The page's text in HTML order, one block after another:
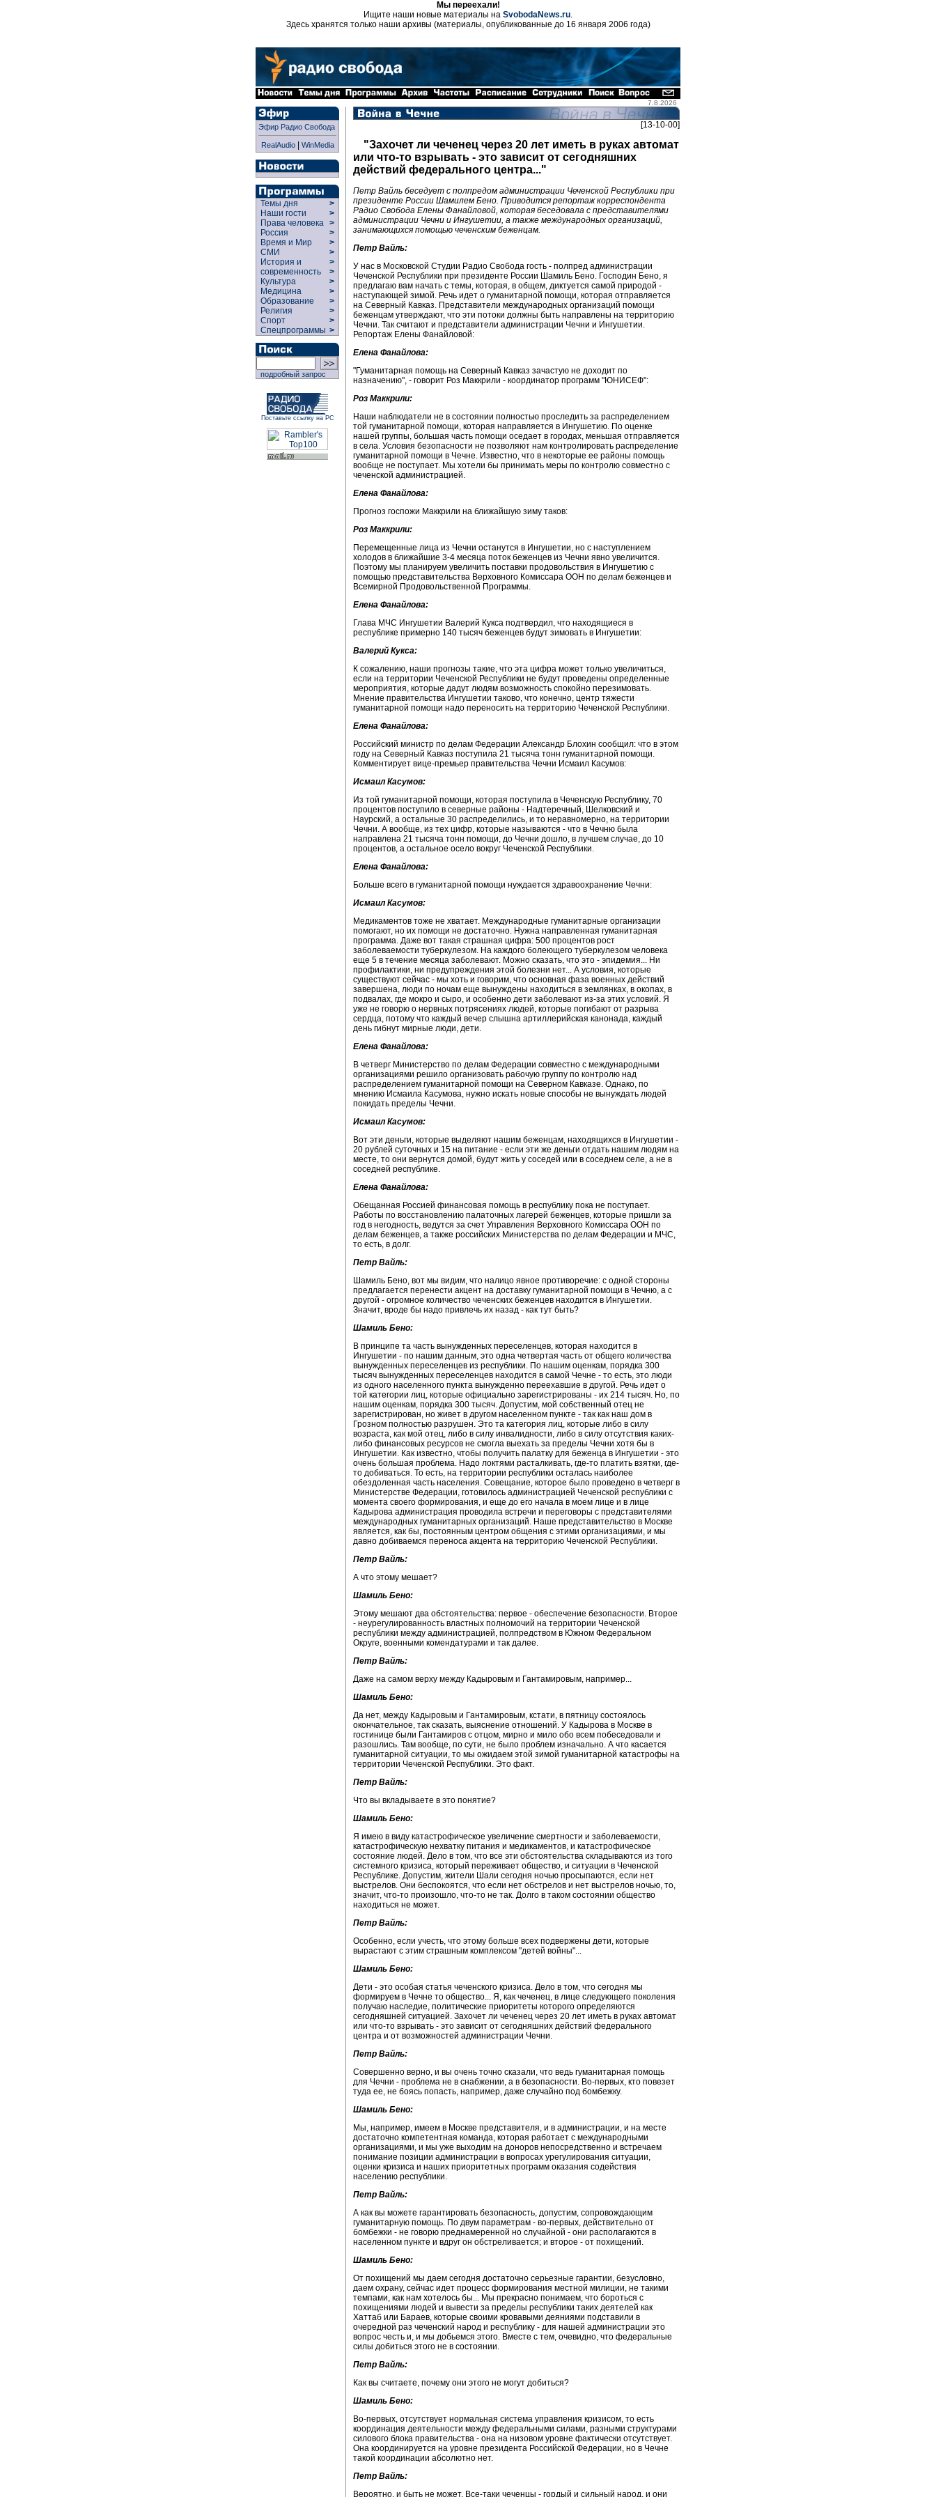
Мы переехали!
Ищите наши новые материалы на SvobodaNews.ru.
Здесь хранятся только наши архивы (материалы, опубликованные до 16 января 2006 года)
7.8.2026
Эфир Радио Свобода
RealAudio| WinMedia
Темы дня
>
Наши гости
>
Права человека >
Россия
>
Время и Мир
>
СМИ
>
История и
современность
>
>
Культура
>
Медицина
>
Образование
>
Религия
>
Спорт
>
Спецпрограммы >
подробный запрос
Поставьте ссылку на РС
[13-10-00]
"Захочет ли чеченец через 20 лет иметь в руках автомат
или что-то взрывать - это зависит от сегодняшних
действий федерального центра..."
Петр Вайль беседует с полпредом администрации Чеченской Республики при
президенте России Шамилем Бено. Приводится репортаж корреспондента
Радио Свобода Елены Фанайловой, которая беседовала с представителями
администрации Чечни и Ингушетии, а также международных организаций,
занимающихся помощью чеченским беженцам.
Петр Вайль:
У нас в Московской Студии Радио Свобода гость - полпред администрации
Чеченской Республики при президенте России Шамиль Бено. Господин Бено, я
предлагаю вам начать с темы, которая, в общем, диктуется самой природой -
наступающей зимой. Речь идет о гуманитарной помощи, которая отправляется
на Северный Кавказ. Представители международных организаций помощи
беженцам утверждают, что эти потоки должны быть направлены на территорию
Чечни. Так считают и представители администрации Чечни и Ингушетии.
Репортаж Елены Фанайловой:
Елена Фанайлова:
"Гуманитарная помощь на Северный Кавказ зачастую не доходит по
назначению", - говорит Роз Маккрили - координатор программ "ЮНИСЕФ":
Роз Маккрили:
Наши наблюдатели не в состоянии полностью проследить за распределением
той гуманитарной помощи, которая направляется в Ингушетию. По оценке
нашей группы, большая часть помощи оседает в городах, меньшая отправляется
в села. Условия безопасности не позволяют нам контролировать распределение
гуманитарной помощи в Чечне. Известно, что в некоторые ее районы помощь
вообще не поступает. Мы хотели бы принимать меры по контролю совместно с
чеченской администрацией.
Елена Фанайлова:
Прогноз госпожи Маккрили на ближайшую зиму таков:
Роз Маккрили:
Перемещенные лица из Чечни останутся в Ингушетии, но с наступлением
холодов в ближайшие 3-4 месяца поток беженцев из Чечни явно увеличится.
Поэтому мы планируем увеличить поставки продовольствия в Ингушетию с
помощью представительства Верховного Комиссара ООН по делам беженцев и
Всемирной Продовольственной Программы.
Елена Фанайлова:
Глава МЧС Ингушетии Валерий Кукса подтвердил, что находящиеся в
республике примерно 140 тысяч беженцев будут зимовать в Ингушетии:
Валерий Кукса:
К сожалению, наши прогнозы такие, что эта цифра может только увеличиться,
если на территории Чеченской Республики не будут проведены определенные
мероприятия, которые дадут людям возможность спокойно перезимовать.
Мнение правительства Ингушетии таково, что конечно, центр тяжести
гуманитарной помощи надо переносить на территорию Чеченской Республики.
Елена Фанайлова:
Российский министр по делам Федерации Александр Блохин сообщил: что в этом
году на Северный Кавказ поступила 21 тысяча тонн гуманитарной помощи.
Комментирует вице-премьер правительства Чечни Исмаил Касумов:
Исмаил Касумов:
Из той гуманитарной помощи, которая поступила в Чеченскую Республику, 70
процентов поступило в северные районы - Надтеречный, Шелковский и
Наурский, а остальные 30 распределились, и то неравномерно, на территории
Чечни. А вообще, из тех цифр, которые называются - что в Чечню была
направлена 21 тысяча тонн помощи, до Чечни дошло, в лучшем случае, до 10
процентов, а остальное осело вокруг Чеченской Республики.
Елена Фанайлова:
Больше всего в гуманитарной помощи нуждается здравоохранение Чечни:
Исмаил Касумов:
Медикаментов тоже не хватает. Международные гуманитарные организации
помогают, но их помощи не достаточно. Нужна направленная гуманитарная
программа. Даже вот такая страшная цифра: 500 процентов рост
заболеваемости туберкулезом. На каждого болеющего туберкулезом человека
еще 5 в течение месяца заболевают. Можно сказать, что это - эпидемия... Ни
профилактики, ни предупреждения этой болезни нет... А условия, которые
существуют сейчас - мы хоть и говорим, что основная фаза военных действий
завершена, люди по ночам еще вынуждены находиться в землянках, в окопах, в
подвалах, где мокро и сыро, и особенно дети заболевают из-за этих условий. Я
уже не говорю о нервных потрясениях людей, которые погибают от разрыва
сердца, потому что каждый вечер слышна артиллерийская канонада, каждый
день гибнут мирные люди, дети.
Елена Фанайлова:
В четверг Министерство по делам Федерации совместно с международными
организациями решило организовать рабочую группу по контролю над
распределением гуманитарной помощи на Северном Кавказе. Однако, по
мнению Исмаила Касумова, нужно искать новые способы не вынуждать людей
покидать пределы Чечни.
Исмаил Касумов:
Вот эти деньги, которые выделяют нашим беженцам, находящихся в Ингушетии -
20 рублей суточных и 15 на питание - если эти же деньги отдать нашим людям на
месте, то они вернутся домой, будут жить у соседей или в соседнем селе, а не в
соседней республике.
Елена Фанайлова:
Обещанная Россией финансовая помощь в республику пока не поступает.
Работы по восстановлению палаточных лагерей беженцев, которые пришли за
год в негодность, ведутся за счет Управления Верховного Комиссара ООН по
делам беженцев, а также российских Министерства по делам Федерации и МЧС,
то есть, в долг.
Петр Вайль:
Шамиль Бено, вот мы видим, что налицо явное противоречие: с одной стороны
предлагается перенести акцент на доставку гуманитарной помощи в Чечню, а с
другой - огромное количество чеченских беженцев находится в Ингушетии.
Значит, вроде бы надо привлечь их назад - как тут быть?
Шамиль Бено:
В принципе та часть вынужденных переселенцев, которая находится в
Ингушетии - по нашим данным, это одна четвертая часть от общего количества
вынужденных переселенцев из республики. По нашим оценкам, порядка 300
тысяч вынужденных переселенцев находится в самой Чечне - то есть, это люди
из одного населенного пункта вынужденно переехавшие в другой. Речь идет о
той категории лиц, которые официально зарегистрированы - их 214 тысяч. Но, по
нашим оценкам, порядка 300 тысяч. Допустим, мой собственный отец не
зарегистрирован, но живет в другом населенном пункте - так как наш дом в
Грозном полностью разрушен. Это та категория лиц, которые либо в силу
возраста, как мой отец, либо в силу инвалидности, либо в силу отсутствия каких-
либо финансовых ресурсов не смогла выехать за пределы Чечни хотя бы в
Ингушетии. Как известно, чтобы получить палатку для беженца в Ингушетии - это
очень большая проблема. Надо локтями расталкивать, где-то платить взятки, где-
то добиваться. То есть, на территории республики осталась наиболее
обездоленная часть населения. Совещание, которое было проведено в четверг в
Министерстве Федерации, готовилось администрацией Чеченской республики с
момента своего формирования, и еще до его начала в моем лице и в лице
Кадырова администрация проводила встречи и переговоры с представителями
международных гуманитарных организаций. Наше представительство в Москве
является, как бы, постоянным центром общения с этими организациями, и мы
давно добиваемся переноса акцента на территорию Чеченской Республики.
Петр Вайль:
А что этому мешает?
Шамиль Бено:
Этому мешают два обстоятельства: первое - обеспечение безопасности. Второе
- неурегулированность властных полномочий на территории Чеченской
республики между администрацией, полпредством в Южном Федеральном
Округе, военными комендатурами и так далее.
Петр Вайль:
Даже на самом верху между Кадыровым и Гантамировым, например...
Шамиль Бено:
Да нет, между Кадыровым и Гантамировым, кстати, в пятницу состоялось
окончательное, так сказать, выяснение отношений. У Кадырова в Москве в
гостинице были Гантамиров с отцом, мирно и мило обо всем побеседовали и
разошлись. Там вообще, по сути, не было проблем изначально. А что касается
гуманитарной ситуации, то мы ожидаем этой зимой гуманитарной катастрофы на
территории Чеченской Республики. Это факт.
Петр Вайль:
Что вы вкладываете в это понятие?
Шамиль Бено:
Я имею в виду катастрофическое увеличение смертности и заболеваемости,
катастрофическую нехватку питания и медикаментов, и катастрофическое
состояние людей. Дело в том, что все эти обстоятельства складываются из того
системного кризиса, который переживает общество, и ситуации в Чеченской
Республике. Допустим, жители Шали сегодня ночью просыпаются, если нет
выстрелов. Они беспокоятся, что если нет обстрелов и нет выстрелов ночью, то,
значит, что-то произошло, что-то не так. Долго в таком состоянии общество
находиться не может.
Петр Вайль:
Особенно, если учесть, что этому больше всех подвержены дети, которые
вырастают с этим страшным комплексом "детей войны"...
Шамиль Бено:
Дети - это особая статья чеченского кризиса. Дело в том, что сегодня мы
формируем в Чечне то общество... Я, как чеченец, в лице следующего поколения
получаю наследие, политические приоритеты которого определяются
сегодняшней ситуацией. Захочет ли чеченец через 20 лет иметь в руках автомат
или что-то взрывать - это зависит от сегодняшних действий федерального
центра и от возможностей администрации Чечни.
Петр Вайль:
Совершенно верно, и вы очень точно сказали, что ведь гуманитарная помощь
для Чечни - проблема не в снабжении, а в безопасности. Во-первых, кто повезет
туда ее, не боясь попасть, например, даже случайно под бомбежку.
Шамиль Бено:
Мы, например, имеем в Москве представителя, и в администрации, и на месте
достаточно компетентная команда, которая работает с международными
организациями, и мы уже выходим на доноров непосредственно и встречаем
понимание позиции администрации в вопросах урегулирования ситуации,
оценки кризиса и наших приоритетных программ оказания содействия
населению республики.
Петр Вайль:
А как вы можете гарантировать безопасность, допустим, сопровождающим
гуманитарную помощь. По двум параметрам - во-первых, действительно от
бомбежки - не говорю преднамеренной но случайной - они располагаются в
населенном пункте и вдруг он обстреливается; и второе - от похищений.
Шамиль Бено:
От похищений мы даем сегодня достаточно серьезные гарантии, безусловно,
даем охрану, сейчас идет процесс формирования местной милиции, не такими
темпами, как нам хотелось бы... Мы прекрасно понимаем, что бороться с
похищениями людей и вывести за пределы республики таких деятелей как
Хаттаб или Бараев, которые своими кровавыми деяниями подставили в
очередной раз чеченский народ и республику - для нашей администрации это
вопрос честь и, и мы добьемся этого. Вместе с тем, очевидно, что федеральные
силы добиться этого не в состоянии.
Петр Вайль:
Как вы считаете, почему они этого не могут добиться?
Шамиль Бено:
Во-первых, отсутствует нормальная система управления кризисом, то есть
координация деятельности между федеральными силами, разными структурами
силового блока правительства - она на низовом уровне фактически отсутствует.
Она координируется на уровне президента Российской Федерации, но в Чечне
такой координации абсолютно нет.
Петр Вайль:
Вероятно, и быть не может. Все-таки чеченцы - гордый и сильный народ, и они